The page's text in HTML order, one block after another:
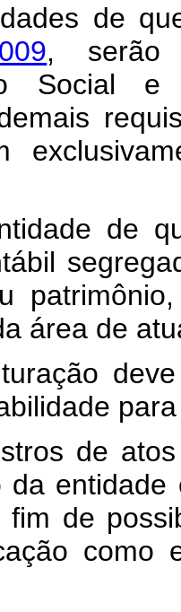
de
, serão
Social
de
área de
de atos
da
de
como